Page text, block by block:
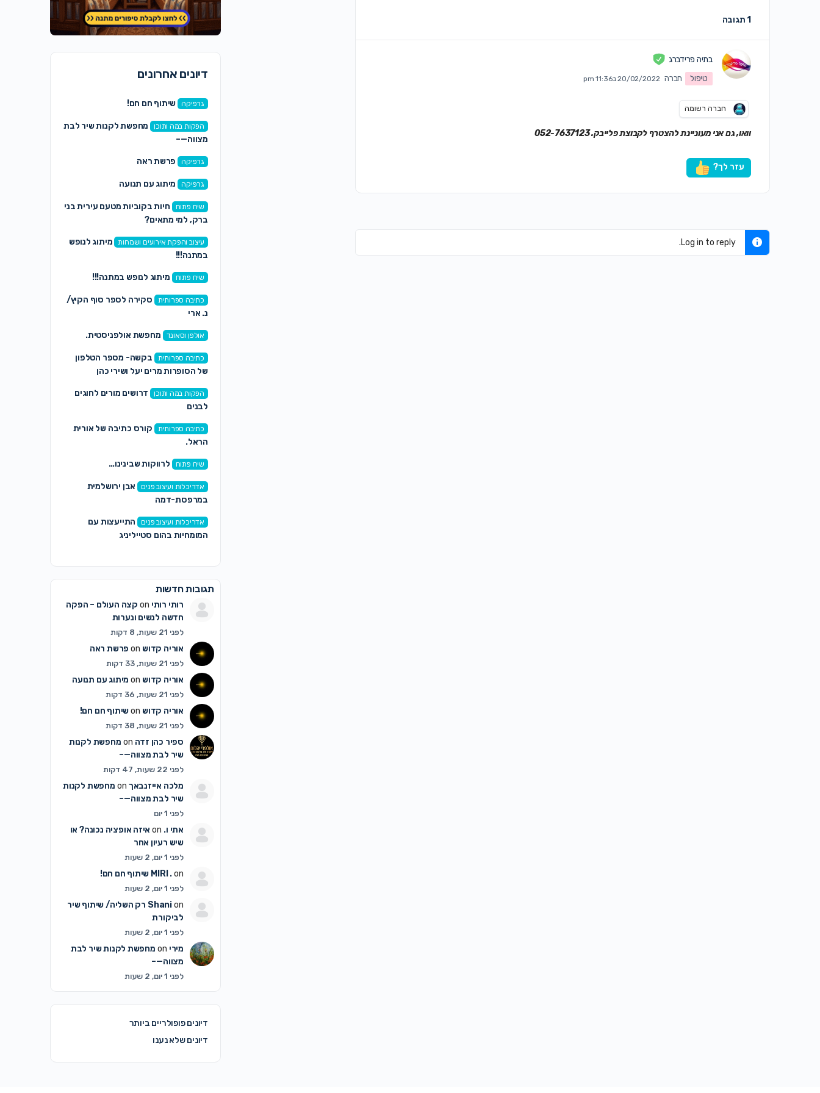
1 תגובה
בתיה פרידברג
טיפול
חברה 20/02/2022 ב11:36 pm
חברה רשומה
וואו, גם אני מעוניינת להצטרף לקבוצת פלייבק. 052-7637123
עזר לך?
Log in to reply.
דיונים אחרונים
גרפיקה שיתוף חם חם!
הפקות במה ותוכן
מחפשת לקנות שיר לבת
מצווה—–
גרפיקה פרשת ראה
גרפיקה מיתוג עם תנועה
שיח פתוח
חיות בקוביות מטעם עירית בני
ברק, למי מתאים?
עיצוב והפקת אירועים ושמחות
מיתוג לנופש
במתנה!!!
שיח פתוח מיתוג לנופש במתנה!!!
כתיבה ספרותית
סקירה לספר סוף הקיץ/
נ. ארי
אולפן וסאונד מחפשת אולפניסטית.
כתיבה ספרותית
בקשה- מספר הטלפון
של הסופרות מרים יעל ושירי כהן
הפקות במה ותוכן
דרושים מורים לחוגים
לבנים
כתיבה ספרותית
קורס כתיבה של אורית
הראל.
שיח פתוח לרווקות שבינינו…
אדריכלות ועיצוב פנים
אבן ירושלמית
במרפסת-דמה
אדריכלות ועיצוב פנים
התייעצות עם
המומחיות בהום סטייליניג
תגובות חדשות
רותי רותי
קצה העולם – הפקה
חדשה לנשים ונערות
לפני 21 שעות, 8 דקות
אוריה קדוש פרשת ראה
לפני 21 שעות, 33 דקות
אוריה קדוש מיתוג עם תנועה
לפני 21 שעות, 36 דקות
אוריה קדוש שיתוף חם חם!
לפני 21 שעות, 38 דקות
ספיר כהן זדה
מחפשת לקנות
שיר לבת מצווה—–
לפני 22 שעות, 47 דקות
מלכה אייזנבאך
מחפשת לקנות
שיר לבת מצווה—–
לפני 1 יום
אתי ו.
איזה אופציה נכונה? או
שיש רעיון אחר
לפני 1 יום, 2 שעות
MIRI .on שיתוף חם חם!
לפני 1 יום, 2 שעות
Shanion
רק השליה/ שיתוף שיר
לביקורת
לפני 1 יום, 2 שעות
מירי
מחפשת לקנות שיר לבת
מצווה—–
לפני 1 יום, 2 שעות
דיונים פופולריים ביותר
דיונים שלא נענו